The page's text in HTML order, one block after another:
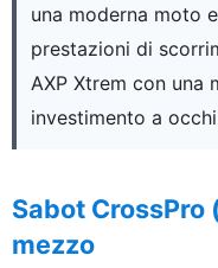
una moderna moto
prestazioni di
AXP Xtrem con una
investimento a
Sabot CrossPro
mezzo